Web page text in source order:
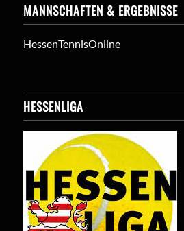
MANNSCHAFTEN & ERGEBNISSE
HessenTennisOnline
HESSENLIGA